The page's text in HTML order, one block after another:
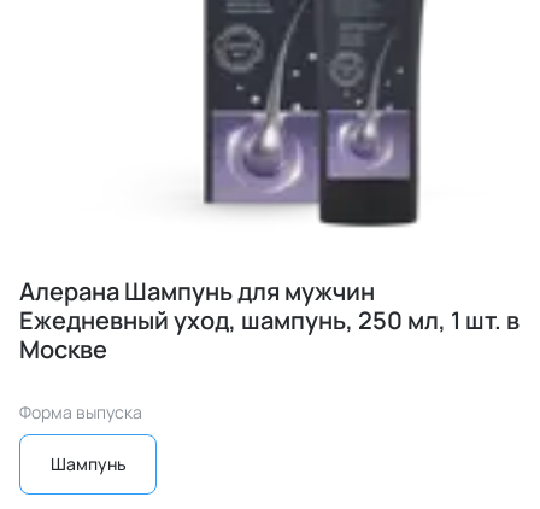
Алерана Шампунь для мужчин
Ежедневный уход, шампунь, 250 мл, 1 шт. в
Москве
Форма выпуска
Шампунь